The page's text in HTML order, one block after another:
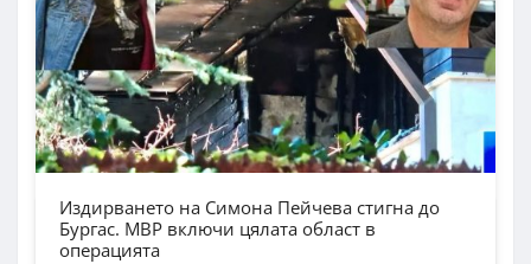
Издирването на Симона Пейчева стигна до
Бургас. МВР включи цялата област в
операцията